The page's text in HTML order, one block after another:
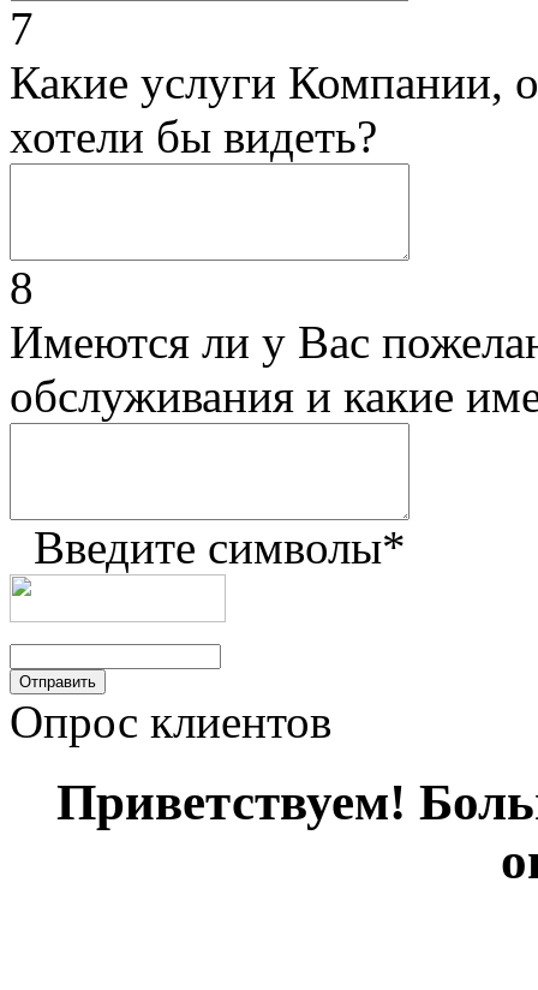
7
Какие услуги Компании,
хотели бы видеть?
8
Имеются ли у Вас
обслуживания и какие
Введите символы*
Опрос клиентов
Приветствуем!